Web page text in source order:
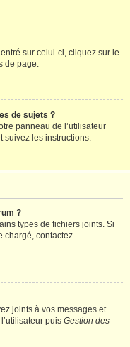
sur celui-ci, cliquez sur le
de page.
de sujets ?
panneau de l’utilisateur
suivez les instructions.
?
types de fichiers joints. Si
chargé, contactez
joints à vos messages et
puis Gestion des